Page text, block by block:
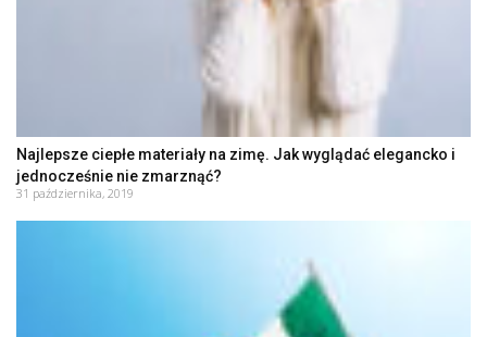
Najlepsze ciepłe materiały na zimę. Jak wyglądać elegancko i
jednocześnie nie zmarznąć?
31 października, 2019